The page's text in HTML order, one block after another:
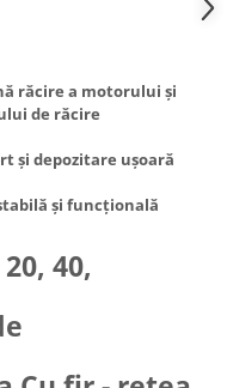
răcire a motorului și
de răcire
și depozitare ușoară
și funcțională
40,